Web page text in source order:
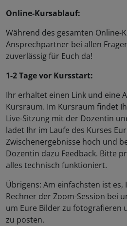
Online-Kursablauf:
Während des gesamten Online-
Ansprechpartner bei allen
zuverlässig für Euch da!
1-2 Tage vor Kursstart:
Ihr erhaltet einen Link und eine
Kursraum. Im Kursraum findet
Live-Sitzung mit der Dozentin
ladet Ihr im Laufe des Kurses
Zwischenergebnisse hoch und
Dozentin dazu Feedback. Bitte
alles technisch funktioniert.
Übrigens: Am einfachsten ist
Rechner der Zoom-Session bei
um Eure Bilder zu fotografieren
zu posten.